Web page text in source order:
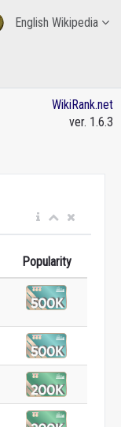
English Wikipedia
WikiRank.net
ver. 1.6.3
Popularity